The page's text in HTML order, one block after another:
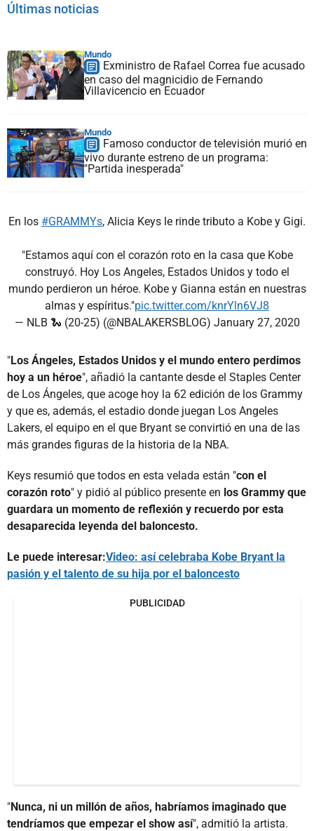
Últimas noticias
Mundo
Exministro de Rafael Correa fue acusado
en caso del magnicidio de Fernando
Villavicencio en Ecuador
Mundo
Famoso conductor de televisión murió en
vivo durante estreno de un programa:
"Partida inesperada"
En los #GRAMMYs, Alicia Keys le rinde tributo a Kobe y Gigi.
"Estamos aquí con el corazón roto en la casa que Kobe
construyó. Hoy Los Angeles, Estados Unidos y todo el
mundo perdieron un héroe. Kobe y Gianna están en nuestras
almas y espíritus."pic.twitter.com/knrYln6VJ8
— NLB 🐍 (20-25) (@NBALAKERSBLOG) January 27, 2020
"Los Ángeles, Estados Unidos y el mundo entero perdimos
hoy a un héroe", añadió la cantante desde el Staples Center
de Los Ángeles, que acoge hoy la 62 edición de los Grammy
y que es, además, el estadio donde juegan Los Angeles
Lakers, el equipo en el que Bryant se convirtió en una de las
más grandes figuras de la historia de la NBA.
Keys resumió que todos en esta velada están "con el
corazón roto" y pidió al público presente en los Grammy que
guardara un momento de reflexión y recuerdo por esta
desaparecida leyenda del baloncesto.
Le puede interesar:Video: así celebraba Kobe Bryant la
pasión y el talento de su hija por el baloncesto
PUBLICIDAD
"Nunca, ni un millón de años, habríamos imaginado que
tendríamos que empezar el show así", admitió la artista.